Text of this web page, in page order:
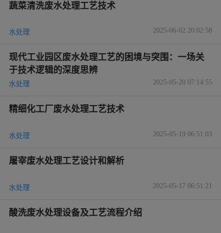
蔬菜清洗废水处理工艺技术
水处理 2025-06-02 20:02:58
现代工业园区废水处理工艺的困境与突围：一场关
于技术逻辑的深度思辨
水处理 2025-05-20 07:14:55
精细化工厂废水处理工艺技术
水处理 2025-05-19 06:51:03
屠宰废水处理工艺设计和解析
水处理 2025-05-17 06:51:21
酸洗废水处理设备及工艺流程介绍